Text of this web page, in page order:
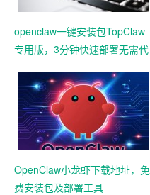
openclaw一键安装包TopClaw
专用版，3分钟快速部署无需代
OpenClaw小龙虾下载地址，免
费安装包及部署工具